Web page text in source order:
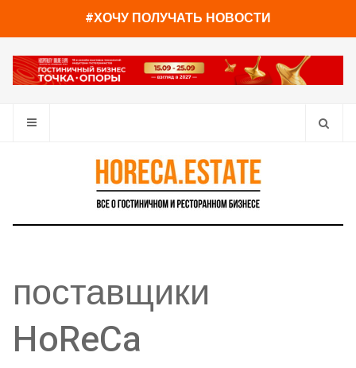
#ХОЧУ ПОЛУЧАТЬ НОВОСТИ
поставщики
HoReCa